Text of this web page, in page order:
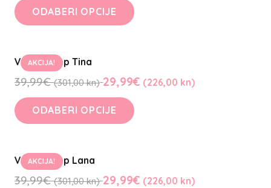
ODABERI OPCIJE
AKCIJA!
Valovit Rep Tina
39,99€ (301,00 kn) 29,99€ (226,00 kn)
ODABERI OPCIJE
AKCIJA!
Valovit Rep Lana
39,99€ (301,00 kn) 29,99€ (226,00 kn)